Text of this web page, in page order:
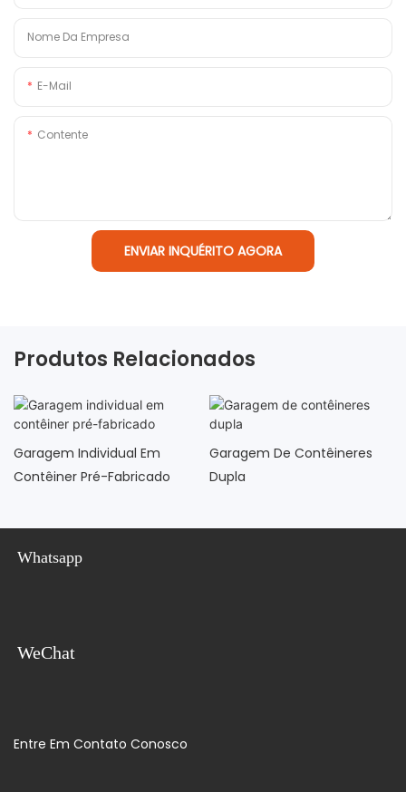
Nome Da Empresa
E-Mail
Contente
ENVIAR INQUÉRITO AGORA
Produtos Relacionados
Garagem Individual Em
Contêiner Pré-Fabricado
Garagem De Contêineres
Dupla
Whatsapp
WeChat
Entre Em Contato Conosco